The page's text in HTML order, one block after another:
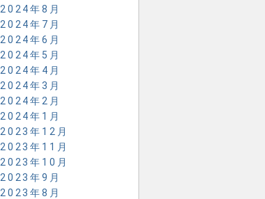
2024年8月
2024年7月
2024年6月
2024年5月
2024年4月
2024年3月
2024年2月
2024年1月
2023年12月
2023年11月
2023年10月
2023年9月
2023年8月